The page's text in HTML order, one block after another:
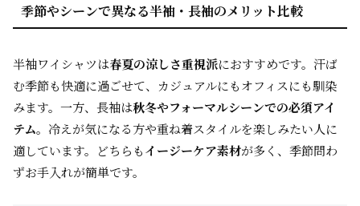
季節やシーンで異なる半袖・長袖のメリット比較
半袖ワイシャツは春夏の涼しさ重視派におすすめです。汗ば
む季節も快適に過ごせて、カジュアルにもオフィスにも馴染
みます。一方、長袖は秋冬やフォーマルシーンでの必須アイ
テム。冷えが気になる方や重ね着スタイルを楽しみたい人に
適しています。どちらもイージーケア素材が多く、季節問わ
ずお手入れが簡単です。